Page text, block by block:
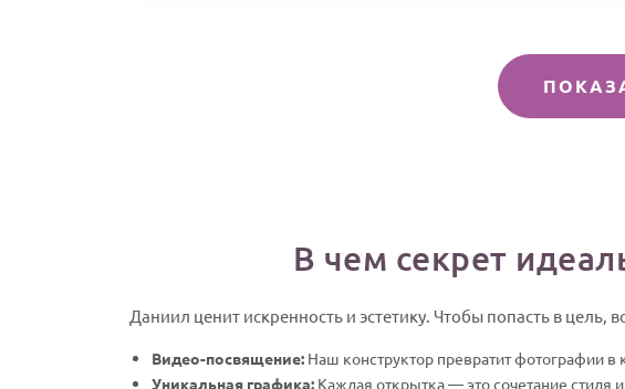
В чем секрет
Даниил ценит искренность и эстетику. Чтобы попасть в цель,
Видео-посвящение: Наш конструктор превратит фотографии
Уникальная графика: Каждая открытка — это сочетание стиля